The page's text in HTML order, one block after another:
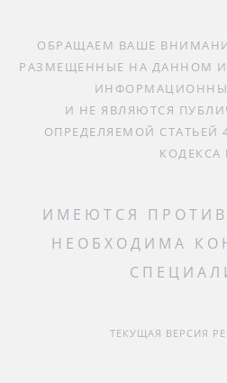
ОБРАЩАЕМ ВАШЕ
РАЗМЕЩЕННЫЕ НА ДАННОМ
И НЕ ЯВЛЯЮТСЯ
ОПРЕДЕЛЯЕМОЙ СТАТЬЕЙ
КОДЕКСА
ИМЕЮТСЯ
НЕОБХОДИМА
ТЕКУЩАЯ ВЕРСИЯ